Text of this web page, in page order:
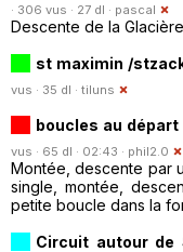
· 306 vus · 27 dl · pascal
Descente de la
st maximin /
vus · 35 dl · tiluns
boucles au départ
vus · 65 dl · 02:43 · phil2.0
Montée, descente par
single, montée,
petite boucle dans la
Circuit autour de